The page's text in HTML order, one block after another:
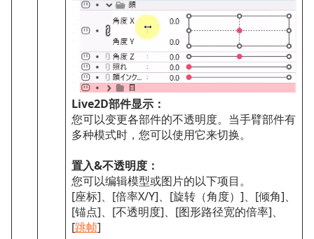
Live2D部件显示：
您可以变更各部件的不透明度。当手臂部件有
多种模式时，您可以使用它来切换。
置入&不透明度：
您可以编辑模型或图片的以下项目。
[座标]、[倍率X/Y]、[旋转（角度）]、[倾角]、
[锚点]、[不透明度]、[图形路径宽的倍率]、
[跳帧]